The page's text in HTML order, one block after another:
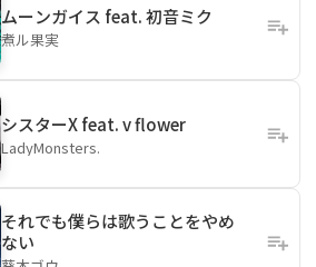
ムーンガイス feat. 初音ミク
煮ル果実
シスターX feat. v flower
LadyMonsters.
それでも僕らは歌うことをやめ
ない